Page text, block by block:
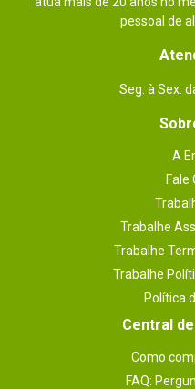
pessoal de
Seg. à Sex.
A
Fale
Trabalhe
Trabalhe
Trabalhe
Política
Central
Como
FAQ: